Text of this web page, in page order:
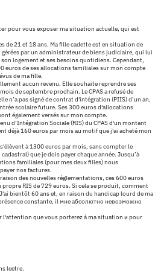
pour vous exposer ma situation actuelle, qui est
de 21 et 18 ans. Ma fille cadette est en situation de
par un administrateur de biens judiciaire, qui lui
logement et ses besoins quotidiens. Cependant,
euros de ses allocations familiales sur mon compte
de ma fille.
aucun revenu. Elle souhaite reprendre ses
de septembre prochain. Le CPAS a refusé de
n’a pas signé de contrat d'intégration (PIIS) d’un an,
scolaire future. Ses 300 euros d'allocations
également versés sur mon compte.
d’Intégration Sociale (RIS) du CPAS d'un montant
déjà 160 euros par mois au motif que j'ai acheté mon
à 1300 euros par mois, sans compter le
que je dois payer chaque année. Jusqu’à
familiales (pour mes deux filles) nous
nos factures.
des nouvelles réglementations, ces 600 euros
RIS de 729 euros. Si cela se produit, comment
bientôt 60 ans et, en raison du handicap lourd de ma
constante, il мне абсолютно невозможно
l'attention que vous porterez à ma situation и pour
leetre.